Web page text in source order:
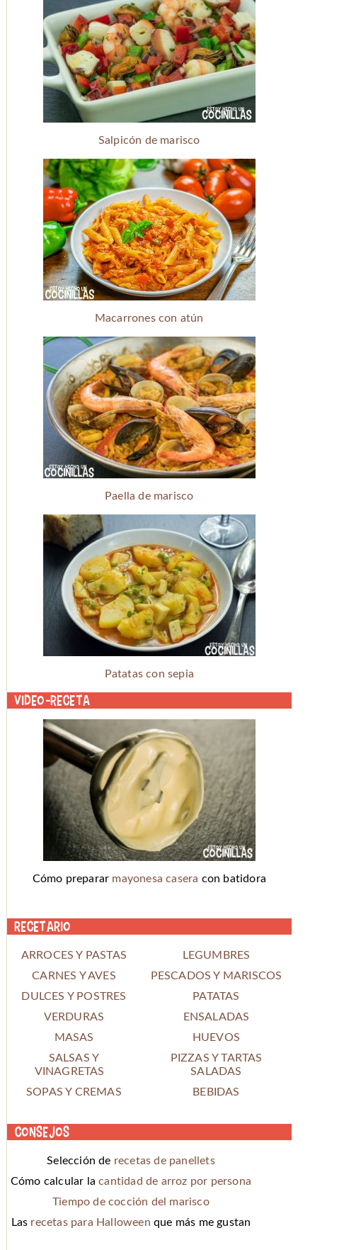
Salpicón de marisco
Macarrones con atún
Paella de marisco
Patatas con sepia
Video-receta
Cómo preparar mayonesa casera con batidora
Recetario
ARROCES Y PASTAS
LEGUMBRES
CARNES Y AVES
PESCADOS Y MARISCOS
DULCES Y POSTRES
PATATAS
VERDURAS
ENSALADAS
MASAS
HUEVOS
SALSAS Y
VINAGRETAS
PIZZAS Y TARTAS
SALADAS
SOPAS Y CREMAS
BEBIDAS
Consejos
Selección de recetas de panellets
Cómo calcular lacantidad de arroz por persona
Tiempo de cocción del marisco
Las recetas para Halloween que más me gustan